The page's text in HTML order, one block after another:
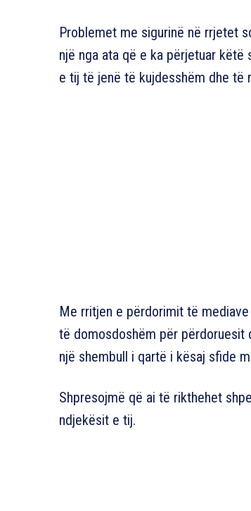
Problemet me sigurinë në rrjetet
një nga ata që e ka përjetuar
e tij të jenë të kujdesshëm dhe të
Me rritjen e përdorimit të
të domosdoshëm për përdoruesit
një shembull i qartë i kësaj sfide
Shpresojmë që ai të rikthehet
ndjekësit e tij.